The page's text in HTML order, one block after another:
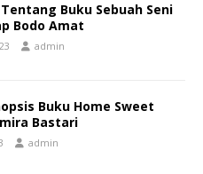
Buku Sebuah Seni
Bodo Amat
admin
Buku Home Sweet
Bastari
admin